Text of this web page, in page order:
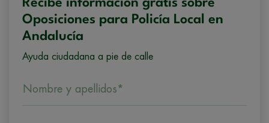
Recibe información gratis sobre
Oposiciones para Policía Local en
Andalucía
Ayuda ciudadana a pie de calle
Nombre y apellidos*